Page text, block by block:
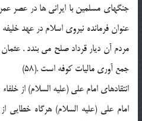
جنگهاي مسلمين با ايراني ها در عصر
عنوان فرمانده نيروي اسلام در عهد
مردم آن ديار قرداد صلح مي بندد .
جمع آوري ماليات كوفه است .(58)
انتقادهاي امام علي (علیه السلام) از خلفاء
امام علي (علیه السلام) هرگاه خطايي